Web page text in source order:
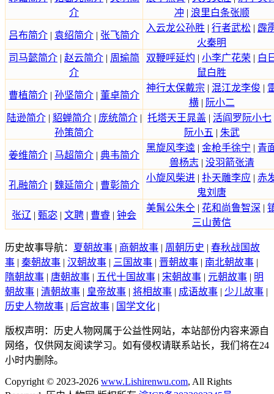
介
冲 | 浪里白条张顺
吕布简介 | 袁绍简介 | 张飞简介
入云龙公孙胜 | 行者武松 | 霹
火秦明
司马懿简介 | 赵云简介 | 周瑜简
介
双鞭呼延灼 | 小李广花荣 | 白
鼠白胜
曹植简介 | 孙坚简介 | 董卓简介
神行太保戴宗 | 混江龙李俊 |
横| 阮小二
陆逊简介| 貂蝉简介| 庞统简介|
孙策简介
托塔天王晁盖 | 活阎罗阮小七
阮小五 | 朱武
姜维简介 | 马超简介 | 典韦简介
黑旋风李逵 | 金枪手徐宁 | 青
兽杨志| 没羽箭张清
孔融简介 | 魏延简介 | 曹彰简介
小旋风柴进 | 扑天雕李应 | 赤
鬼刘唐
张辽 | 甄宓 | 文聘 | 曹睿 | 钟会
美髯公朱仝 | 花和尚鲁智深 |
三山黄信
历史故事导航： 夏朝故事 | 商朝故事 | 周朝历史 | 春秋战国故
事 | 秦朝故事 | 汉朝故事 | 三国故事 | 晋朝故事 | 南北朝故事 |
隋朝故事 | 唐朝故事 | 五代十国故事 | 宋朝故事 | 元朝故事 | 明
朝故事 | 清朝故事 | 皇帝故事 | 将相故事 | 成语故事 | 少儿故事 |
历史人物故事 | 后宫故事 | 国学文化 |
版权声明：历史人物网属于公益性网站，本站部份内容来源自
网络，仅供网友阅读学习。如有侵权请联系站长，我们将在24
小时内删除。
Copyright © 2023-2026 www.Lishirenwu.com, All Rights